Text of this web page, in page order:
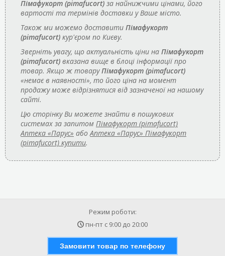
Пімафукорт (pimafucort) за найнижчими цінами, його
вартості та термінів доставки у Ваше місто.
Також ми можемо доставити Пімафукорт
(pimafucort) кур'єром по Києву.
Зверніть увагу, що актуальність ціни на Пімафукорт
(pimafucort) вказана вище в блоці інформації про
товар. Якщо ж товаруПімафукорт (pimafucort)
«немає в наявності», то його ціна на момент
продажу може відрізнятися від зазначеної на нашому
сайті.
Цю сторінку Ви можете знайти в пошукових
системах за запитом Пімафукорт (pimafucort)
Аптека «Парус» абоАптека «Парус» Пімафукорт
(pimafucort) купити.
Режим роботи:
пн-пт с 9:00 до 20:00
Замовити товар по телефону